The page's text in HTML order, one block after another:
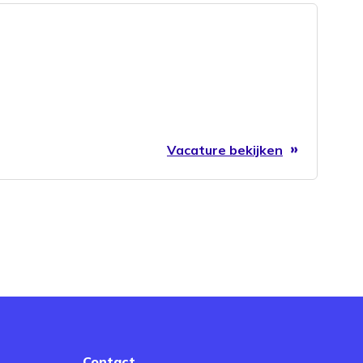
Vacature bekijken